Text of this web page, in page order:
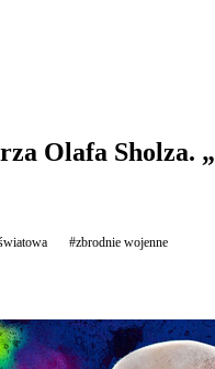
Olafa Sholza.
#zbrodnie wojenne